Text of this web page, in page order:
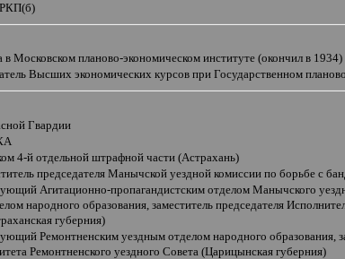
вМосковском планово-экономическом институте (окончил в 1934)
Высших экономических курсов при Государственном
Гвардии
4-й отдельной штрафной части (Астрахань)
председателя Манычской уездной комиссии по борьбе с
Агитационно-пропагандистским отделом Манычского
народного образования, заместитель председателя
губерния)
Ремонтненским уездным отделом народного образования,
Ремонтненского уездного Совета (Царицынская губерния)